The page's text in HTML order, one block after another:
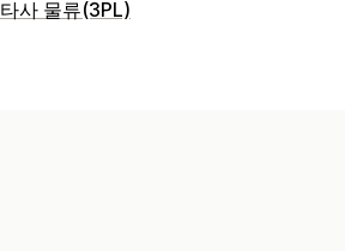
타사 물류(3PL)